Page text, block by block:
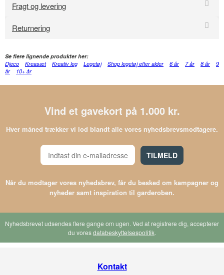
Fragt og levering
Returnering
Se flere lignende produkter her:
Djeco
Kreasæt Kreativ leg Legetøj Shop legetøj efter alder 6 år 7 år 8 år
9
år
10+ år
Vind et gavekort på 1.000 kr.
Hver måned trækker vi lod blandt alle vores nyhedsbrevsmodtagere.
TILMELD
Når du modtager vores nyhedsbrev, får du besked om kampagner og
nyheder samt inspiration til garderoben.
Nyhedsbrevet udsendes flere gange om ugen. Ved at registrere dig, accepterer
du voresdatabeskyttelsespolitik.
Kontakt